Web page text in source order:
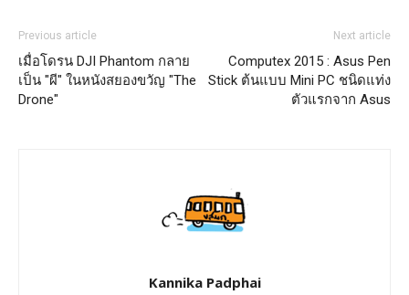
Previous article
เมื่อโดรน DJI Phantom กลาย
เป็น "ผี" ในหนังสยองขวัญ "The
Drone"
Next article
Computex 2015 : Asus Pen
Stick ต้นแบบ Mini PC ชนิดแท่ง
ตัวแรกจาก Asus
Kannika Padphai